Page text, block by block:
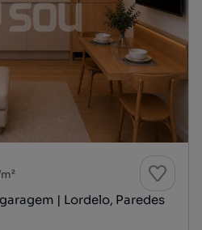
| Lordelo, Paredes